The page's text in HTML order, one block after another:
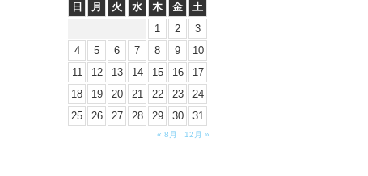
日
月 火 水 木 金
土
1
2
3
4
5 6 7 8 9
10
11
12 13 14 15 16
17
18
19 20 21 22 23
24
25
26 27 28 29 30 31
« 8月 12月 »